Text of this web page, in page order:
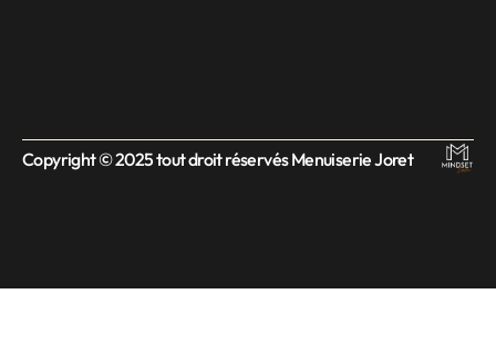
Copyright © 2025 tout droit réservés Menuiserie Joret